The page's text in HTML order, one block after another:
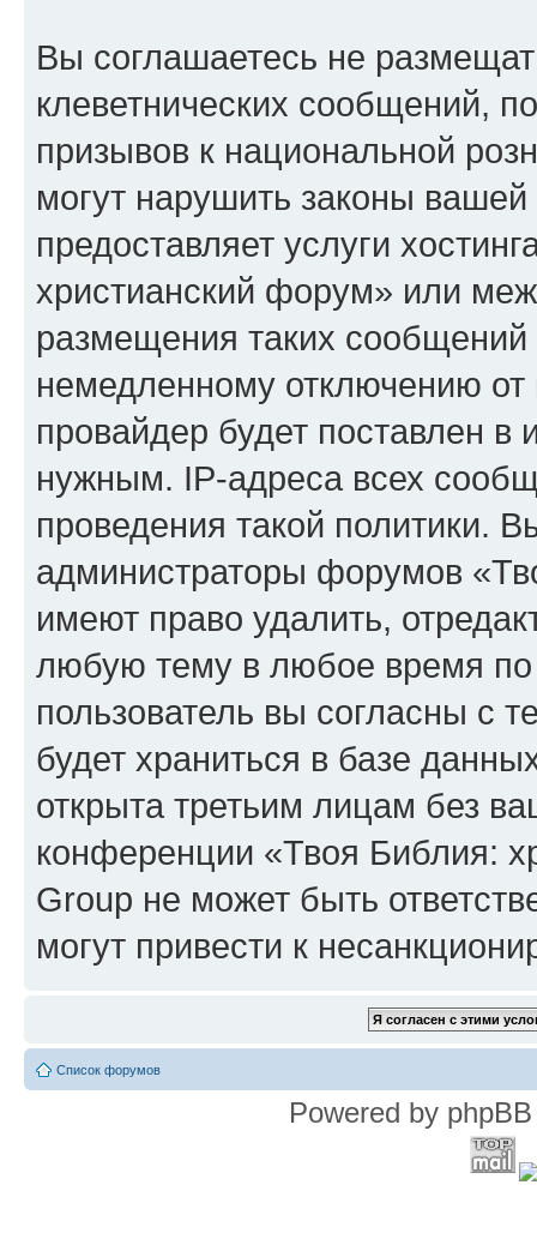
Вы соглашаетесь не
клеветнических сообщений,
призывов к национальной
могут нарушить законы
предоставляет услуги
христианский форум» или
размещения таких
немедленному отключению
провайдер будет поставлен в
нужным. IP-адреса всех
проведения такой политики.
администраторы форумов
имеют право удалить,
любую тему в любое время
пользователь вы согласны с
будет храниться в базе
открыта третьим лицам без
конференции «Твоя Библия:
Group не может быть
могут привести к
Список форумов
Powered by